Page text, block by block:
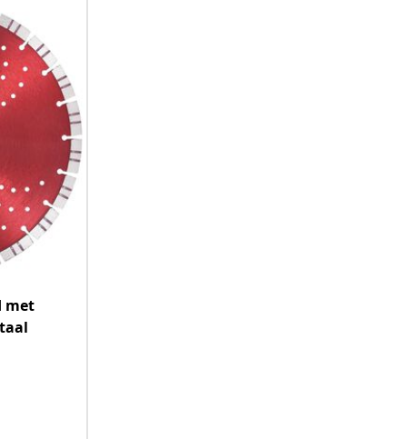
met